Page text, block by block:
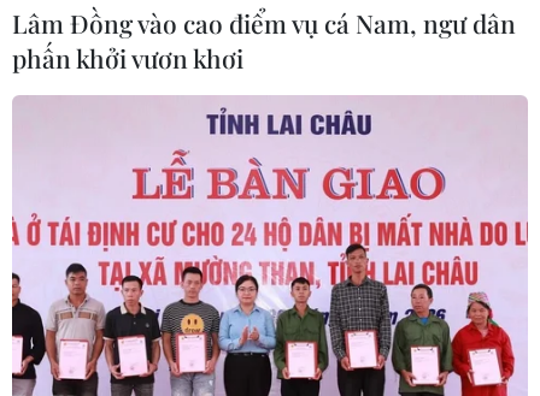
Bảo tồn di sản ca trù: Câu ca, nhịp
phách vang ngân dịp cuối tuần
12/11/2019 23:00
Vào tối thứ Bảy hàng tuần, câu ca, nhịp phách ca trù lại
vang ngân tại Bích Câu Đạo quán (Hà Nội), đưa không
gian này thành điểm hẹn của những người yêu di sản.
Lâm Đồng vào cao điểm vụ cá Nam, ngư dân
phấn khởi vươn khơi